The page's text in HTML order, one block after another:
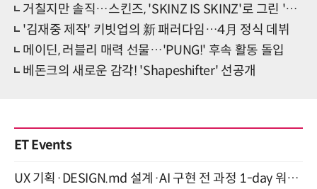
거칠지만 솔직…스킨즈, 'SKINZ IS SKINZ'로 그린 '청춘'
'김재중 제작' 키빗업의 新 패러다임…4月 정식 데뷔
메이딘, 러블리 매력 선물…'PUNG!' 후속 활동 돌입
베돈크의 새로운 감각! 'Shapeshifter' 선공개
ET Events
UX 기획·DESIGN.md 설계·AI 구현 전 과정 1-day 워크숍 with Claude Code·Codex 9월 15일 개최